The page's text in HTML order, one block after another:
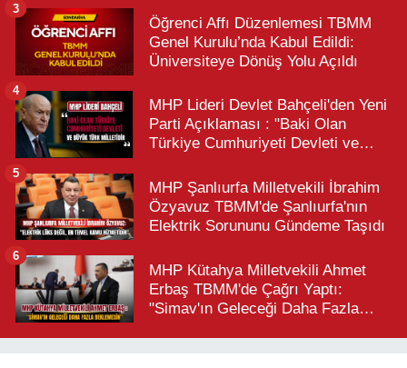
Öğrenci Affı Düzenlemesi TBMM
Genel Kurulu’nda Kabul Edildi:
Üniversiteye Dönüş Yolu Açıldı
3
MHP Lideri Devlet Bahçeli'den Yeni
Parti Açıklaması : "Baki Olan
Türkiye Cumhuriyeti Devleti ve
4
MHP Şanlıurfa Milletvekili İbrahim
Özyavuz TBMM'de Şanlıurfa'nın
Elektrik Sorununu Gündeme Taşıdı
5
MHP Kütahya Milletvekili Ahmet
Erbaş TBMM'de Çağrı Yaptı:
"Simav'ın Geleceği Daha Fazla
6